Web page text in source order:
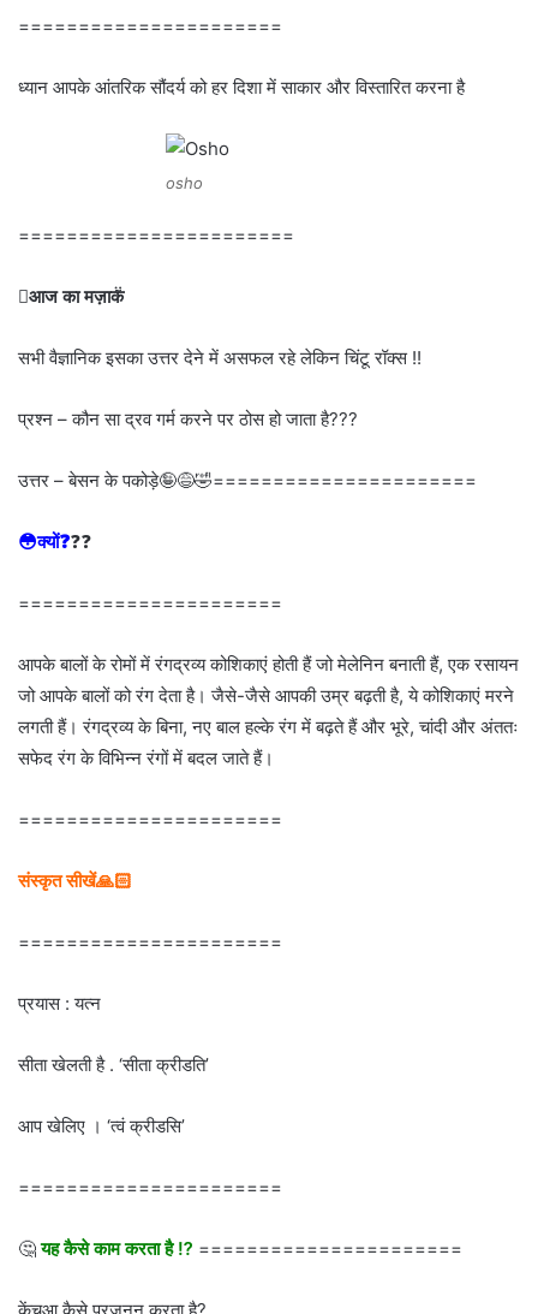
======================
ध्यान आपके आंतरिक सौंदर्य को हर दिशा में साकार और विस्तारित करना है
osho
=======================
आज का मज़ाक
सभी वैज्ञानिक इसका उत्तर देने में असफल रहे लेकिन चिंटू रॉक्स !!
प्रश्न – कौन सा द्रव गर्म करने पर ठोस हो जाता है???
उत्तर – बेसन के पकोड़े🤪😅🤣======================
😳क्यों❓❓❓
======================
आपके बालों के रोमों में रंगद्रव्य कोशिकाएं होती हैं जो मेलेनिन बनाती हैं, एक रसायन
जो आपके बालों को रंग देता है। जैसे-जैसे आपकी उम्र बढ़ती है, ये कोशिकाएं मरने
लगती हैं। रंगद्रव्य के बिना, नए बाल हल्के रंग में बढ़ते हैं और भूरे, चांदी और अंततः
सफेद रंग के विभिन्न रंगों में बदल जाते हैं।
======================
संस्कृत सीखें🙏🏻
======================
प्रयास : यत्न
सीता खेलती है . ‘सीता क्रीडति’
आप खेलिए । ‘त्वं क्रीडसि’
======================
🤔यह कैसे काम करता है ⁉ ======================